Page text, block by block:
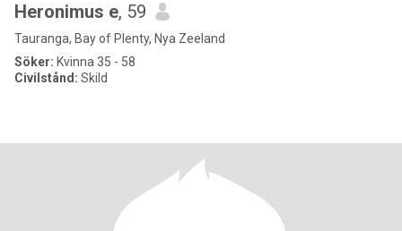
Heronimus e, 59
Tauranga, Bay of Plenty, Nya Zeeland
Söker: Kvinna 35 - 58
Civilstånd: Skild